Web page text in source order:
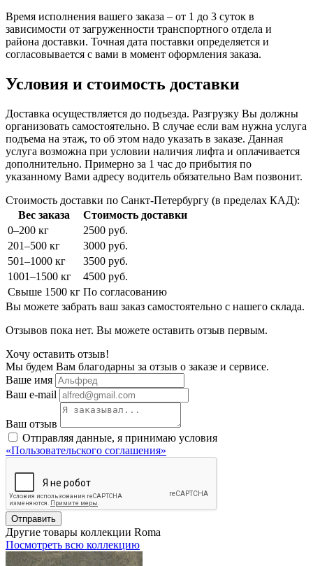
Время исполнения вашего заказа – от 1 до 3 суток в
зависимости от загруженности транспортного отдела и
района доставки. Точная дата поставки определяется и
согласовывается с вами в момент оформления заказа.
Условия и стоимость доставки
Доставка осуществляется до подъезда. Разгрузку Вы должны
организовать самостоятельно. В случае если вам нужна услуга
подъема на этаж, то об этом надо указать в заказе. Данная
услуга возможна при условии наличия лифта и оплачивается
дополнительно. Примерно за 1 час до прибытия по
указанному Вами адресу водитель обязательно Вам позвонит.
Стоимость доставки по Санкт-Петербургу (в пределах КАД):
Вес заказа
Стоимость доставки
0–200 кг
2500 руб.
201–500 кг
3000 руб.
501–1000 кг
3500 руб.
1001–1500 кг
4500 руб.
Свыше 1500 кг По согласованию
Вы можете забрать ваш заказ самостоятельно с нашего склада.
Отзывов пока нет. Вы можете оставить отзыв первым.
Хочу оставить отзыв!
Мы будем Вам благодарны за отзыв о заказе и сервисе.
Ваше имя
Ваш e-mail
Ваш отзыв
Отправляя данные, я принимаю условия
«Пользовательского соглашения»
Отправить
Другие товары коллекции Roma
Посмотреть всю коллекцию